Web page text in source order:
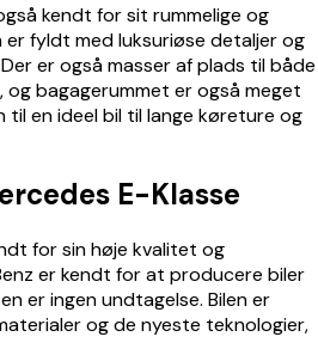
kendt for sit rummelige og
fyldt med luksuriøse detaljer og
er også masser af plads til både
bagagerummet er også meget
til en ideel bil til lange køreture og
E-Klasse
for sin høje kvalitet og
er kendt for at producere biler
er ingen undtagelse. Bilen er
og de nyeste teknologier,